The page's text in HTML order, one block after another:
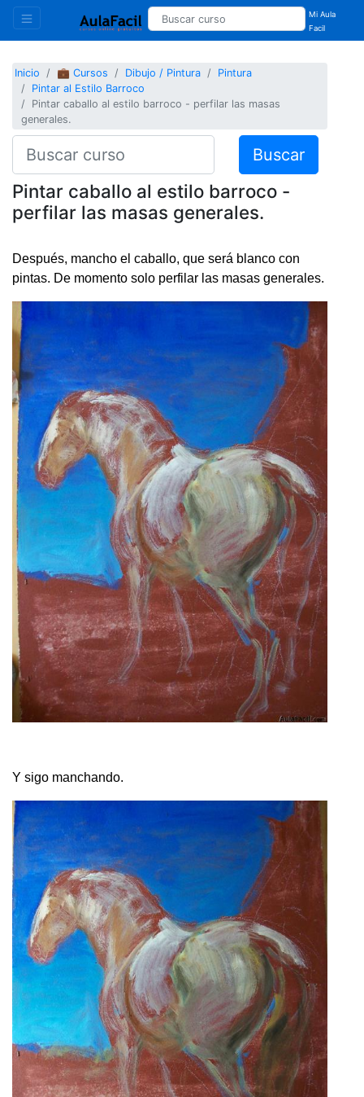
Mi Aula
Facil
Inicio 💼 Cursos Dibujo / Pintura
Pintura
Pintar al Estilo Barroco
Pintar caballo al estilo barroco - perfilar las masas
generales.
Buscar
Pintar caballo al estilo barroco -
perfilar las masas generales.
Después, mancho el caballo, que será blanco con
pintas. De momento solo perfilar las masas generales.
Y sigo manchando.